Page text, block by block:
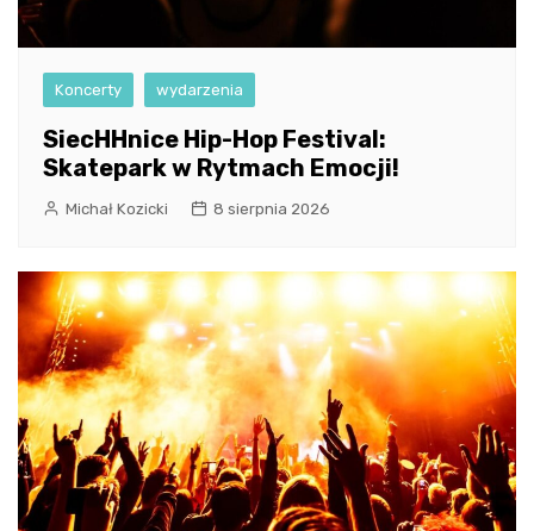
Koncerty wydarzenia
SiecHHnice Hip-Hop Festival:
Skatepark w Rytmach Emocji!
Michał Kozicki 8 sierpnia 2026